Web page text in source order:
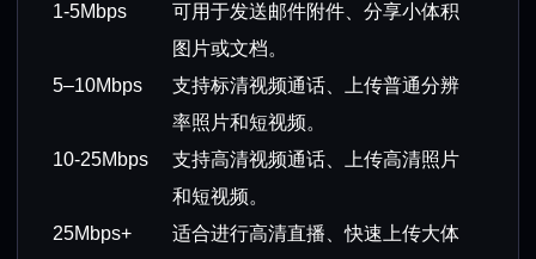
1-5Mbps
可用于发送邮件附件、分享小体积
图片或文档。
5–10Mbps
支持标清视频通话、上传普通分辨
率照片和短视频。
10-25Mbps
支持高清视频通话、上传高清照片
和短视频。
25Mbps+
适合进行高清直播、快速上传大体